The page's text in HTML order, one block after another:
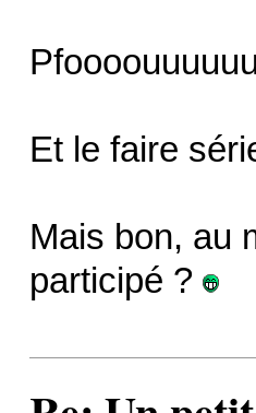
Et le faire
Mais bon, au
participé ?